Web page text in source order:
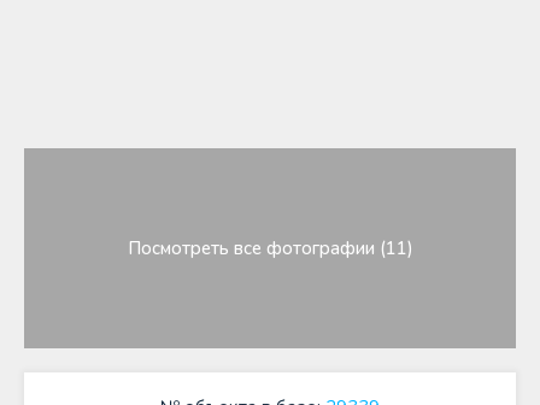
Посмотреть все фотографии (11)